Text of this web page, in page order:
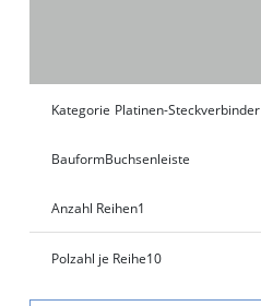
Kategorie Platinen-Steckverbinder
BauformBuchsenleiste
Anzahl Reihen1
Polzahl je Reihe10